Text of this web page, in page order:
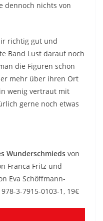
dennoch nichts von
richtig gut und
Band Lust darauf noch
die Figuren schon
mehr über ihren Ort
wenig vertraut mit
gerne noch etwas
Wunderschmieds von
Franca Fritz und
Eva Schöffmann-
3-7915-0103-1, 19€